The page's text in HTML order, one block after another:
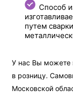
Способ
путем
У нас Вы можете
в розницу.
Московской